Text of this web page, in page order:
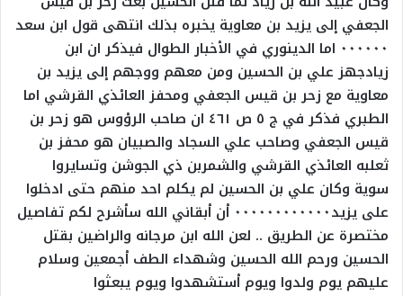
الجعفي إلى يزيد بن معاوية يخبره بذلك انتهى قول ابن سعد
٠٠٠٠٠٠ اما الدينوري في الأخبار الطوال فيذكر ان ابن
زيادجهز علي بن الحسين ومن معهم ووجهم إلى يزيد بن
معاوية مع زحر بن قيس الجعفي ومحفز العائذي القرشي اما
الطبري فذكر في ج ٥ ص ٤٦١ ان صاحب الرؤوس هو زحر بن
قيس الجعفي وصاحب علي السجاد والصبيان هو محفز بن
ثعلبه العائذي القرشي والشمربن ذي الجوشن وتسايروا
سوية وكان علي بن الحسين لم يكلم احد منهم حتى ادخلوا
على يزيد٠٠٠٠٠٠٠٠٠٠٠٠ أن أبقاني الله سأشرح لكم تفاصيل
مختصرة عن الطريق .. لعن الله ابن مرجانه والراضين بقتل
الحسين ورحم الله الحسين وشهداء الطف أجمعين وسلام
عليهم يوم ولدوا ويوم أستشهدوا ويوم يبعثوا